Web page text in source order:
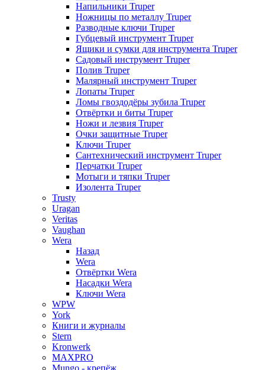
Напильники Truper
Ножницы по металлу Truper
Разводные ключи Truper
Губцевый инструмент Truper
Ящики и сумки для инструмента Truper
Садовый инструмент Truper
Полив Truper
Малярный инструмент Truper
Лопаты Truper
Ломы гвоздодёры зубила Truper
Отвёртки и биты Truper
Ножи и лезвия Truper
Очки защитные Truper
Ключи Truper
Сантехнический инструмент Truper
Перчатки Truper
Мотыги и тяпки Truper
Изолента Truper
Trusty
Uragan
Veritas
Vaughan
Wera
Назад
Wera
Отвёртки Wera
Насадки Wera
Ключи Wera
WPW
York
Книги и журналы
Stern
Kronwerk
MAXPRO
Mungo - крепёж